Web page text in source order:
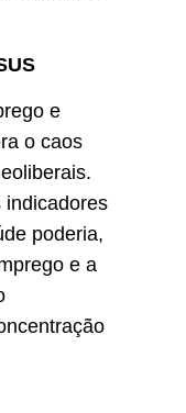
e
o caos
indicadores
poderia,
e a